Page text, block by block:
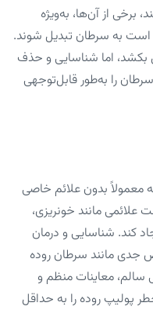
از آن‌ها، به‌ویژه
است به سرطان تبدیل شوند.
اما شناسایی و حذف
را به‌طور قابل‌توجهی
معمولاً بدون علائم خاصی
مانند خونریزی،
کند. شناسایی و درمان
جدی مانند سرطان روده
سالم، معاینات منظم و
پولیپ روده را به حداقل